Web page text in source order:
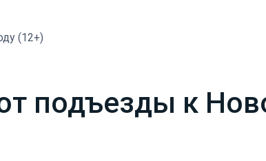
(12+)
подъезды к